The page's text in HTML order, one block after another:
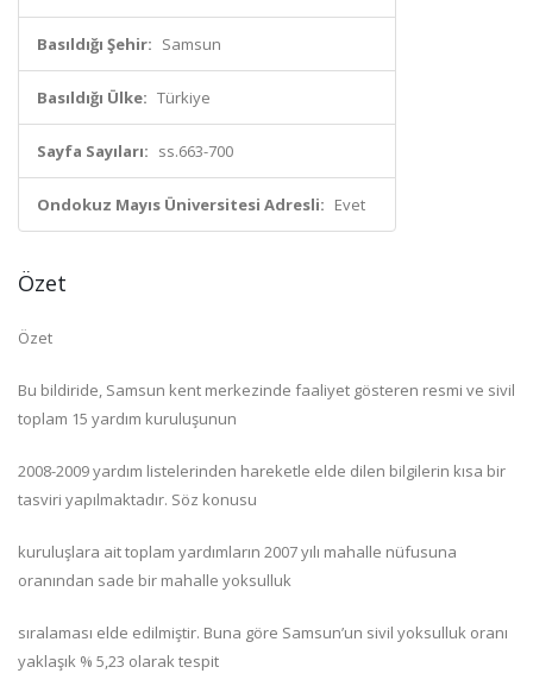
Basıldığı Şehir: Samsun
Basıldığı Ülke: Türkiye
Sayfa Sayıları: ss.663-700
Ondokuz Mayıs Üniversitesi Adresli: Evet
Özet
Özet
Bu bildiride, Samsun kent merkezinde faaliyet gösteren resmi ve sivil
toplam 15 yardım kuruluşunun
2008-2009 yardım listelerinden hareketle elde dilen bilgilerin kısa bir
tasviri yapılmaktadır. Söz konusu
kuruluşlara ait toplam yardımların 2007 yılı mahalle nüfusuna
oranından sade bir mahalle yoksulluk
sıralaması elde edilmiştir. Buna göre Samsun’un sivil yoksulluk oranı
yaklaşık % 5,23 olarak tespit